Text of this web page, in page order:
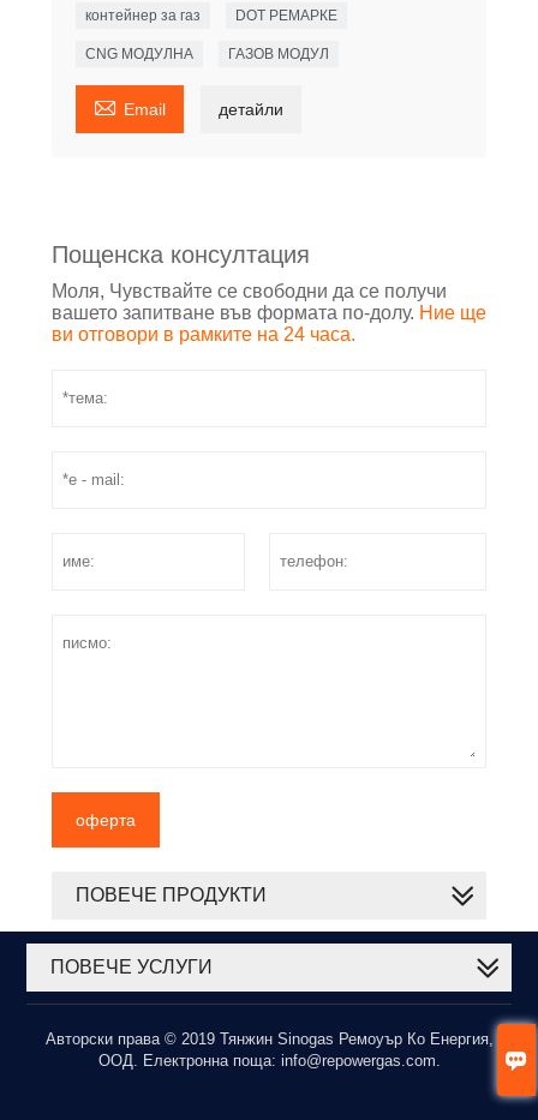

контейнер за газ DOT РЕМАРКЕ
CNG МОДУЛНА ГАЗОВ МОДУЛ
 Email детайли
Пощенска консултация
Моля, Чувствайте се свободни да се получи
вашето запитване във формата по-долу. Ние ще
ви отговори в рамките на 24 часа.
оферта
ПОВЕЧЕ ПРОДУКТИ
ПОВЕЧЕ УСЛУГИ
Авторски права © 2019 Тянжин Sinogas Ремоуър Ко Енергия,
ООД. Електронна поща: info@repowergas.com.